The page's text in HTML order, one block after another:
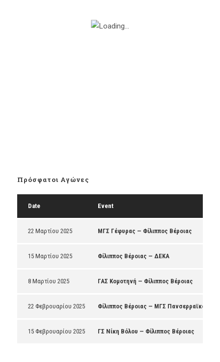
Πρόσφατοι Αγώνες
Date Event
22 Μαρτίου 2025 ΜΓΣ Γέφυρας — Φίλιππος Βέροιας
15 Μαρτίου 2025 Φίλιππος Βέροιας — ΔΕΚΑ
8 Μαρτίου 2025 ΓΑΣ Κομοτηνή — Φίλιππος Βέροιας
22 Φεβρουαρίου 2025 Φίλιππος Βέροιας — ΜΓΣ Πανσερραϊκός
15 Φεβρουαρίου 2025 ΓΣ Νίκη Βόλου — Φίλιππος Βέροιας